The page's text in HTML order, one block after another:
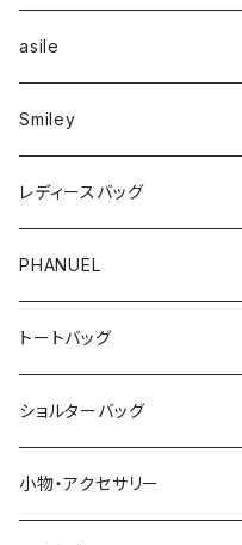
asile
Smiley
レディースバッグ
PHANUEL
トートバッグ
ショルターバッグ
小物・アクセサリー